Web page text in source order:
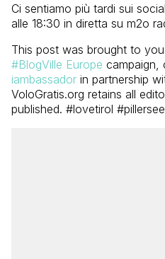
Ci sentiamo più tardi sui
alle 18:30 in diretta su m2o
This post was brought to
#BlogVille Europe campaign,
iambassador in partnership
VoloGratis.org retains all
published. #lovetirol